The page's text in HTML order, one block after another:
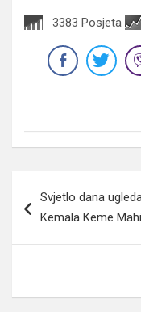
3383 Posjeta
članaka
Svjetlo dana
Kemala Keme